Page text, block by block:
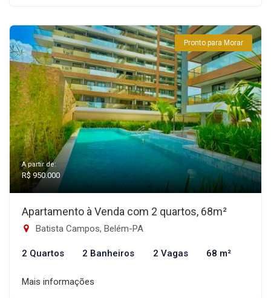
Pronto para Morar
A partir de:
R$ 950.000
Apartamento à Venda com 2 quartos, 68m²
Batista Campos, Belém-PA
2 Quartos 2 Banheiros 2 Vagas 68 m²
Mais informações